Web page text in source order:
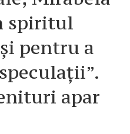
spiritul
pentru a
apar